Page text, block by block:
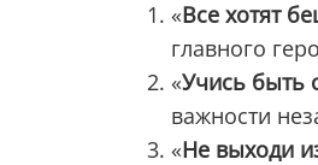
«Все хотят
главного
«Учись быть
важности
«Не выходи